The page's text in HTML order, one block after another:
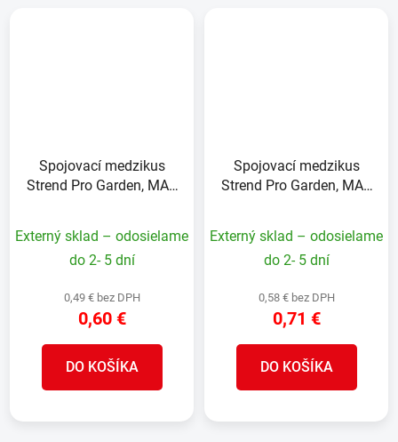
Spojovací medzikus
Strend Pro Garden, MAX
Externý sklad – odosielame
do 2- 5 dní
0,49 € bez DPH
0,60 €
DO KOŠÍKA
Spojovací medzikus
Strend Pro Garden, MAX
Externý sklad – odosielame
do 2- 5 dní
0,58 € bez DPH
0,71 €
DO KOŠÍKA